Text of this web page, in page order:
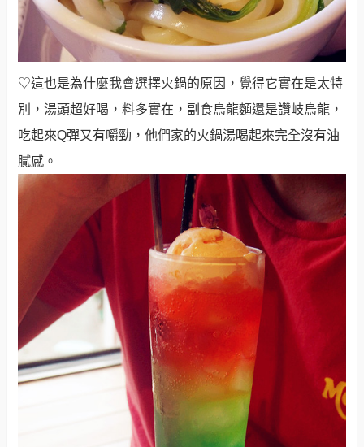
♡這也是為什麼我會選擇火鍋的原因，覺得它實在是太特
別，湯頭超好喝，料多實在，副食烏龍麵還是讚岐烏龍，
吃起來Q彈又有嚼勁，他們家的火鍋湯喝起來完全沒有油
膩感。